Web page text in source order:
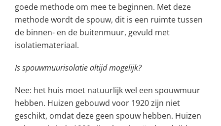
goede methode om mee te beginnen. Met deze
methode wordt de spouw, dit is een ruimte tussen
de binnen- en de buitenmuur, gevuld met
isolatiemateriaal.
Is spouwmuurisolatie altijd mogelijk?
Nee: het huis moet natuurlijk wel een spouwmuur
hebben. Huizen gebouwd voor 1920 zijn niet
geschikt, omdat deze geen spouw hebben. Huizen